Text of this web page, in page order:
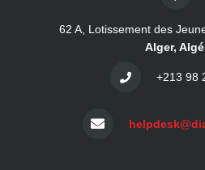
62 A, Lotissement des
Alger,
+213 98